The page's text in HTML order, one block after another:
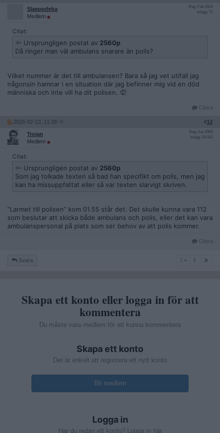
Slaeppdeba
Medlem
Reg: Feb 2024
Inlägg: 73
Citat:
Ursprungligen postat av 2560p
Då ringer man väl ambulans snarare än polis?
Vilket nummer är det till ambulansen? Bara så jag vet utifall jag
någonsin hamnar i en situation där jag befinner mig vid en död
människa och inte vill ha dit polisen. 🤦
Citera
2026-02-13, 11:28 #12
Troian
Medlem
Reg: Jun 2003
Inlägg: 33 033
Citat:
Ursprungligen postat av 2560p
Som jag tolkade texten så bad han specifikt om polis, men jag
kan ha missuppfattat eller så var texten slarvigt skriven.
”Larmet till polisen” kom 01.55 står det. Det skulle kunna vara 112
som beslutar att skicka både ambulans och polis, eller det kan vara
ambulanspersonal på plats som ser behov av att polis kommer.
Citera
Svara
Skapa ett konto eller logga in för att
kommentera
Du måste vara medlem för att kunna kommentera
Skapa ett konto
Det är enkelt att registrera ett nytt konto
Bli medlem
Logga in
Har du redan ett konto? Logga in här